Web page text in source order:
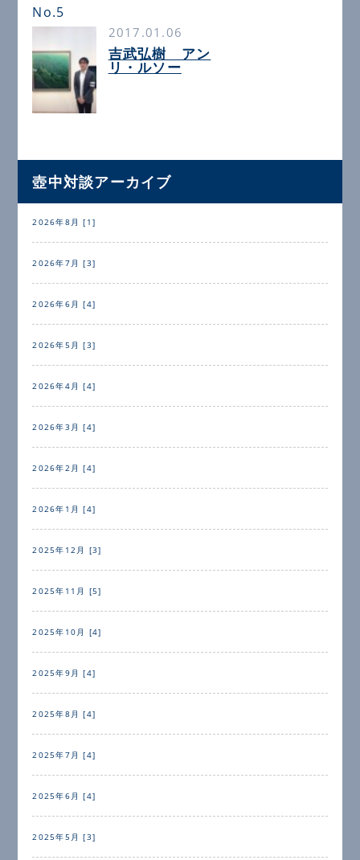
No.5
2017.01.06
吉武弘樹 アン
リ・ルソー
壺中対談アーカイブ
2026年8月 [1]
2026年7月 [3]
2026年6月 [4]
2026年5月 [3]
2026年4月 [4]
2026年3月 [4]
2026年2月 [4]
2026年1月 [4]
2025年12月 [3]
2025年11月 [5]
2025年10月 [4]
2025年9月 [4]
2025年8月 [4]
2025年7月 [4]
2025年6月 [4]
2025年5月 [3]